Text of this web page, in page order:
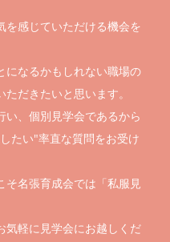
を感じていただける機会を
になるかもしれない職場の
だきたいと思います。
、個別見学会であるから
たい"率直な質問をお受け
そ名張育成会では「私服見
気軽に見学会にお越しくだ